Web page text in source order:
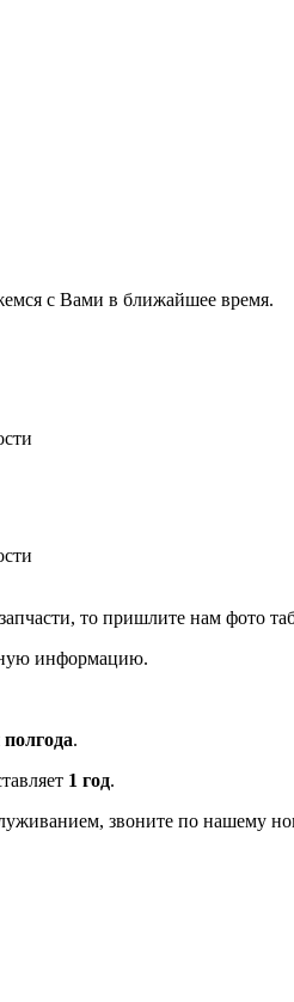
с Вами в ближайшее время.
то пришлите нам фото
информацию.
полгода.
1 год.
звоните по нашему